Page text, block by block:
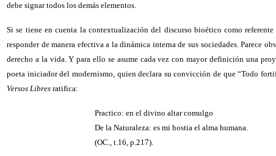
debe signar todos los demás elementos.
Si se tiene en cuenta la contextualización del discurso bioético como
responder de manera efectiva a la dinámica interna de sus sociedades. Parece
derecho a la vida. Y para ello se asume cada vez con mayor definición una
poeta iniciador del modernismo, quien declara su convicción de que “Todo
Versos Libres ratifica:
Practico: en el divino altar comulgo
De la Naturaleza: es mi hostia el alma humana.
(OC., t.16, p.217).